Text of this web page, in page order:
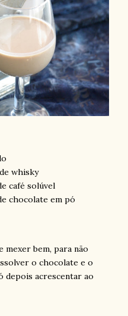
whisky
café solúvel
chocolate em pó
bem, para não
o chocolate e o
depois acrescentar ao